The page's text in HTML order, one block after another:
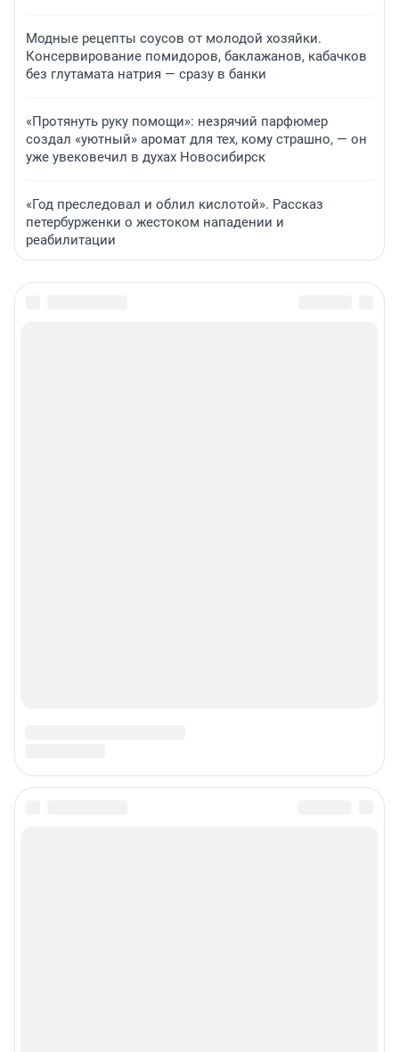
Модные рецепты соусов от молодой хозяйки.
Консервирование помидоров, баклажанов, кабачков
без глутамата натрия — сразу в банки
«Протянуть руку помощи»: незрячий парфюмер
создал «уютный» аромат для тех, кому страшно, — он
уже увековечил в духах Новосибирск
«Год преследовал и облил кислотой». Рассказ
петербурженки о жестоком нападении и
реабилитации